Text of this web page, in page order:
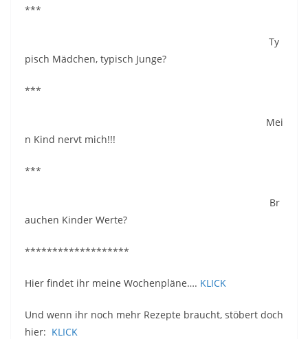
***
Ty
pisch Mädchen, typisch Junge?
***
Mei
n Kind nervt mich!!!
***
Br
auchen Kinder Werte?
*******************
Hier findet ihr meine Wochenpläne…. KLICK
Und wenn ihr noch mehr Rezepte braucht, stöbert doch
hier: KLICK